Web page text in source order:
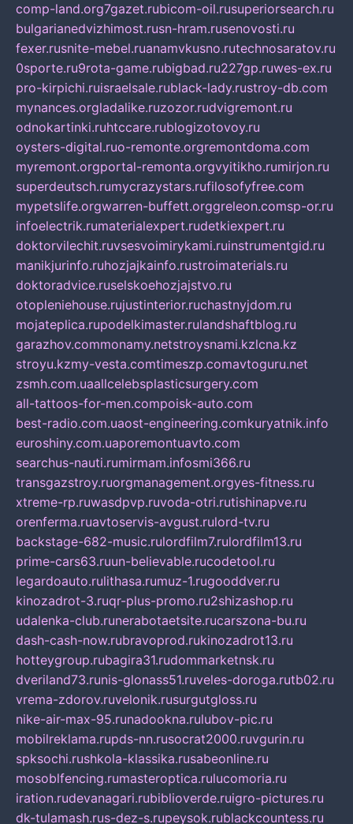
comp-land.org7gazet.rubicom-oil.rusuperiorsearch.ru
bulgarianedvizhimost.rusn-hram.rusenovosti.ru
fexer.rusnite-mebel.ruanamvkusno.rutechnosaratov.ru
0sporte.ru9rota-game.rubigbad.ru227gp.ruwes-ex.ru
pro-kirpichi.ruisraelsale.rublack-lady.rustroy-db.com
mynances.orgladalike.ruzozor.rudvigremont.ru
odnokartinki.ruhtccare.rublogizotovoy.ru
oysters-digital.ruo-remonte.orgremontdoma.com
myremont.orgportal-remonta.orgvyitikho.rumirjon.ru
superdeutsch.rumycrazystars.rufilosofyfree.com
mypetslife.orgwarren-buffett.orggreleon.comsp-or.ru
infoelectrik.rumaterialexpert.rudetkiexpert.ru
doktorvilechit.ruvsesvoimirykami.ruinstrumentgid.ru
manikjurinfo.ruhozjajkainfo.rustroimaterials.ru
doktoradvice.ruselskoehozjajstvo.ru
otopleniehouse.rujustinterior.ruchastnyjdom.ru
mojateplica.rupodelkimaster.rulandshaftblog.ru
garazhov.commonamy.netstroysnami.kzlcna.kz
stroyu.kzmy-vesta.comtimeszp.comavtoguru.net
zsmh.com.uaallcelebsplasticsurgery.com
all-tattoos-for-men.compoisk-auto.com
best-radio.com.uaost-engineering.comkuryatnik.info
euroshiny.com.uaporemontuavto.com
searchus-nauti.rumirmam.infosmi366.ru
transgazstroy.ruorgmanagement.orgyes-fitness.ru
xtreme-rp.ruwasdpvp.ruvoda-otri.rutishinapve.ru
orenferma.ruavtoservis-avgust.rulord-tv.ru
backstage-682-music.rulordfilm7.rulordfilm13.ru
prime-cars63.ruun-believable.rucodetool.ru
legardoauto.rulithasa.rumuz-1.rugooddver.ru
kinozadrot-3.ruqr-plus-promo.ru2shizashop.ru
udalenka-club.runerabotaetsite.rucarszona-bu.ru
dash-cash-now.rubravoprod.rukinozadrot13.ru
hotteygroup.rubagira31.rudommarketnsk.ru
dveriland73.runis-glonass51.ruveles-doroga.rutb02.ru
vrema-zdorov.ruvelonik.rusurgutgloss.ru
nike-air-max-95.runadookna.rulubov-pic.ru
mobilreklama.rupds-nn.rusocrat2000.ruvgurin.ru
spksochi.rushkola-klassika.rusabeonline.ru
mosoblfencing.rumasteroptica.rulucomoria.ru
iration.rudevanagari.rubiblioverde.ruigro-pictures.ru
dk-tulamash.rus-dez-s.rupeysok.rublackcountess.ru